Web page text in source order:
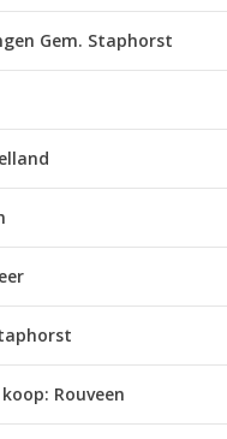
Gem. Staphorst
Rouveen